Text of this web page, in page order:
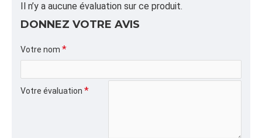
ALPHA
POCHETTE,ALU,SPE,
CATÉGORIE
Pochettes Plates Refermables,Liquidation et
Promotions
Il n’y a aucune évaluation sur ce produit.
DONNEZ VOTRE AVIS
Votre nom
Votre évaluation